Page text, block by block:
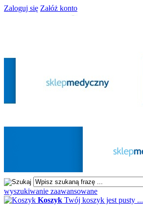
Zaloguj się Załóż konto
wyszukiwanie zaawansowane
Koszyk Twój koszyk jest pusty ...